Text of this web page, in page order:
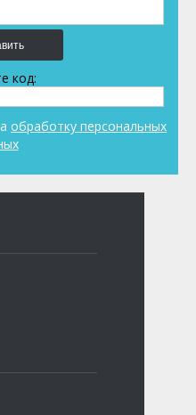
код:
обработку персональных